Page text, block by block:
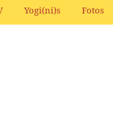
Yogi(ni)s Fotos